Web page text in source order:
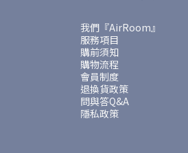
我們『AirRoom』
服務項目
購前須知
購物流程
會員制度
退換貨政策
問與答Q&A
隱私政策